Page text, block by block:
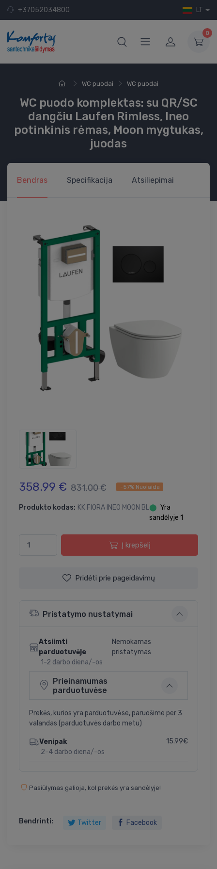
+37052034800 LT
0
WC puodai WC puodai
WC puodo komplektas: su QR/SC
dangčiu Laufen Rimless, Ineo
potinkinis rėmas, Moon mygtukas,
juodas
Bendras Specifikacija Atsiliepimai
358.99 € 831.00 € -57% Nuolaida
Produkto kodas: KK FIORA INEO MOON BL⬤ Yra
sandėlyje 1
Į krepšelį
Pridėti prie pageidavimų
Pristatymo nustatymai
Atsiimti
parduotuvėje
1-2 darbo diena/-os
Nemokamas
pristatymas
Prieinamumas
parduotuvėse
Prekės, kurios yra parduotuvėse, paruošime per 3
valandas (parduotuvės darbo metu)
Venipak
2-4 darbo diena/-os
15.99€
Pasiūlymas galioja, kol prekės yra sandėlyje!
Bendrinti: Twitter Facebook